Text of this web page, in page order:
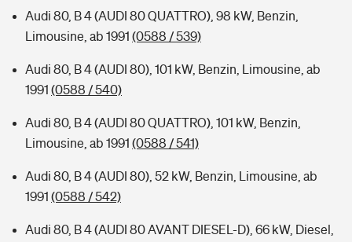
Audi 80, B 4 (AUDI 80 QUATTRO), 98 kW, Benzin,
Limousine, ab 1991 (0588 / 539)
Audi 80, B 4 (AUDI 80), 101 kW, Benzin, Limousine, ab
1991 (0588 / 540)
Audi 80, B 4 (AUDI 80 QUATTRO), 101 kW, Benzin,
Limousine, ab 1991 (0588 / 541)
Audi 80, B 4 (AUDI 80), 52 kW, Benzin, Limousine, ab
1991 (0588 / 542)
Audi 80, B 4 (AUDI 80 AVANT DIESEL-D), 66 kW, Diesel,